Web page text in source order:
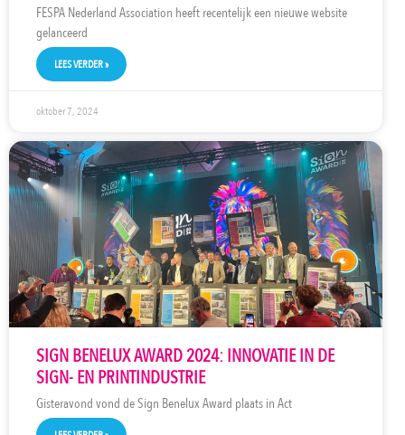
FESPA Nederland Association heeft recentelijk een nieuwe website
gelanceerd
LEES VERDER »
oktober 7, 2024
SIGN BENELUX AWARD 2024: INNOVATIE IN DE
SIGN- EN PRINTINDUSTRIE
Gisteravond vond de Sign Benelux Award plaats in Act